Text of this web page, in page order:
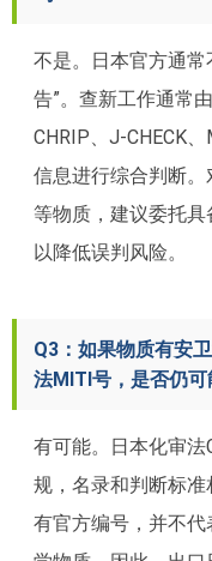
不是。日本官方通常
告”。查新工作通常
CHRIP、J-CHECK
信息进行综合判断。
等物质，建议委托具
以降低误判风险。
Q3：如果物质有安
法MITI号，是否仍
有可能。日本化审法
规，名录和判断标
有官方编号，并不